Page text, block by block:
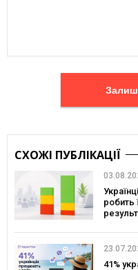
СХОЖІ ПУБЛІКАЦІЇ
робить
41%